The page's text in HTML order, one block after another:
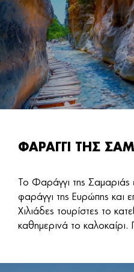
ΦΑΡΑΓΓΙ ΤΗΣ
Το Φαράγγι της Σαμαριάς
φαράγγι της Ευρώπης και
Χιλιάδες τουρίστες το
καθημερινά το καλοκαίρι.